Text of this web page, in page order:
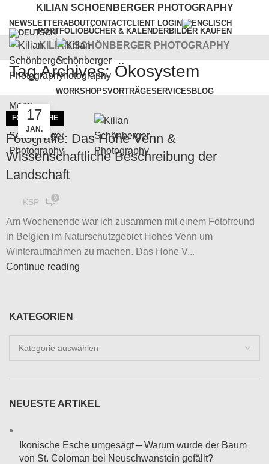
KILIAN SCHOENBERGER PHOTOGRAPHY
NEWSLETTERABOUTCONTACTCLIENT LOGIN
KILIAN SCHÖNBERGER PHOTOGRAPHY
PORTFOLIOBÜCHER & KALENDERBILDER KAUFEN
WORKSHOPSVORTRÄGESERVICES BLOG
Menu
Tag Archives: Ökosystem
17
JAN.
FOTOGRAFIE
Fotografie: Das Hohe Venn &
Wissenschaftliche Beschreibung der
Landschaft
KSP 0
Am Wochenende war ich zusammen mit einem Fotofreund
in Belgien im Naturschutzgebiet Hohes Venn um
Winteraufnahmen zu machen. Das Hohe V...
Continue reading
KATEGORIEN
Kategorien
NEUESTE ARTIKEL
Ikonische Esche umgesägt – Warum wurde der Baum
von St. Coloman bei Neuschwanstein gefällt?